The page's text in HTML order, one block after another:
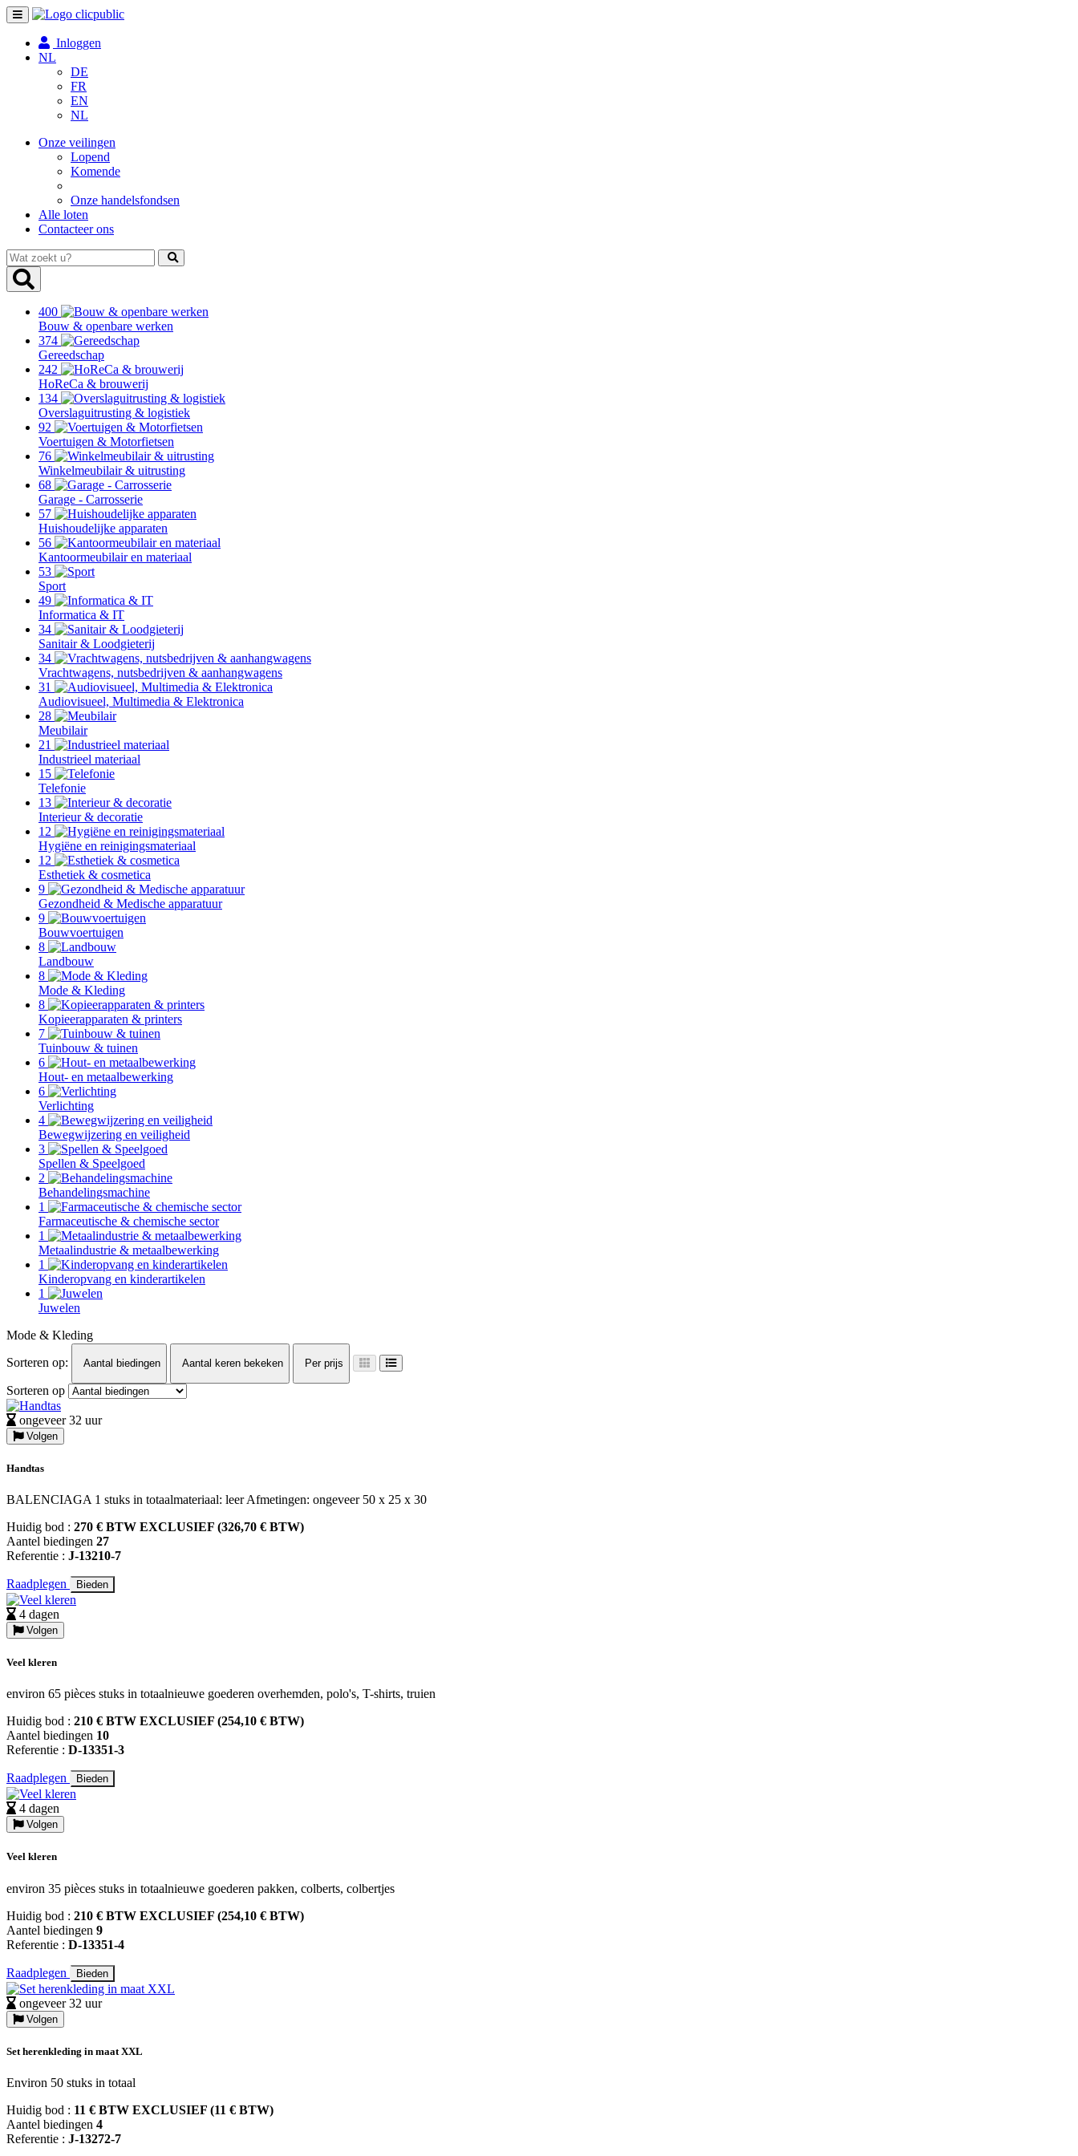
Toggle
navigation
Inloggen
NL
DE
FR
EN
NL
Onze veilingen
Lopend
Komende
Onze handelsfondsen
Alle loten
Contacteer ons
Wat
zoekt
u?
400
Bouw & openbare werken
374
Gereedschap
242
HoReCa & brouwerij
134
Overslaguitrusting & logistiek
92
Voertuigen & Motorfietsen
76
Winkelmeubilair & uitrusting
68
Garage - Carrosserie
57
Huishoudelijke apparaten
56
Kantoormeubilair en materiaal
53
Sport
49
Informatica & IT
34
Sanitair & Loodgieterij
34
Vrachtwagens, nutsbedrijven & aanhangwagens
31
Audiovisueel, Multimedia & Elektronica
28
Meubilair
21
Industrieel materiaal
15
Telefonie
13
Interieur & decoratie
12
Hygiëne en reinigingsmateriaal
12
Esthetiek & cosmetica
9
Gezondheid & Medische apparatuur
9
Bouwvoertuigen
8
Landbouw
8
Mode & Kleding
8
Kopieerapparaten & printers
7
Tuinbouw & tuinen
6
Hout- en metaalbewerking
6
Verlichting
4
Bewegwijzering en veiligheid
3
Spellen & Speelgoed
2
Behandelingsmachine
1
Farmaceutische & chemische sector
1
Metaalindustrie & metaalbewerking
1
Kinderopvang en kinderartikelen
1
Juwelen
Mode & Kleding
Sorteren op:
Aantal biedingen Aantal keren bekeken Per prijs
Sorteren op
ongeveer 32 uur
Volgen
Handtas
BALENCIAGA 1 stuks in totaalmateriaal: leer Afmetingen: ongeveer 50 x 25 x 30
Huidig bod : 270 € BTW EXCLUSIEF (326,70 € BTW)
Aantel biedingen 27
Referentie : J-13210-7
Raadplegen Bieden
4 dagen
Volgen
Veel kleren
environ 65 pièces stuks in totaalnieuwe goederen overhemden, polo's, T-shirts, truien
Huidig bod : 210 € BTW EXCLUSIEF (254,10 € BTW)
Aantel biedingen 10
Referentie : D-13351-3
Raadplegen Bieden
4 dagen
Volgen
Veel kleren
environ 35 pièces stuks in totaalnieuwe goederen pakken, colberts, colbertjes
Huidig bod : 210 € BTW EXCLUSIEF (254,10 € BTW)
Aantel biedingen 9
Referentie : D-13351-4
Raadplegen Bieden
ongeveer 32 uur
Volgen
Set herenkleding in maat XXL
Environ 50 stuks in totaal
Huidig bod : 11 € BTW EXCLUSIEF (11 € BTW)
Aantel biedingen 4
Referentie : J-13272-7